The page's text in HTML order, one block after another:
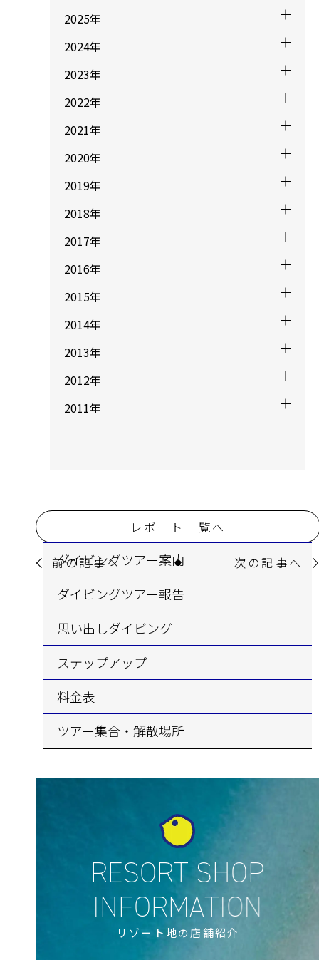
2025年
2024年
2023年
2022年
2021年
2020年
2019年
2018年
2017年
2016年
2015年
2014年
2013年
2012年
2011年
前の記事へ
レポート一覧へ
次の記事へ
ダイビングツアー案内
ダイビングツアー報告
思い出しダイビング
ステップアップ
料金表
ツアー集合・解散場所
リゾート地の店舗紹介